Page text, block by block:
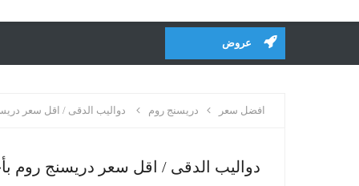
عروض
افضل سعر دريسنج روم دواليب الدقى / اقل سعر دريسنج
دواليب الدقى / اقل سعر دريسنج روم